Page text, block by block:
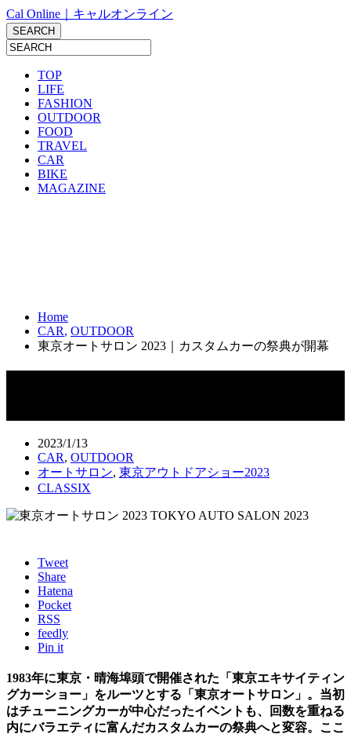
Cal Online｜キャルオンライン
TOP
LIFE
FASHION
OUTDOOR
FOOD
TRAVEL
CAR
BIKE
MAGAZINE
Home
CAR, OUTDOOR
東京オートサロン 2023｜カスタムカーの祭典が開幕
2023/1/13
CAR, OUTDOOR
オートサロン, 東京アウトドアショー2023
CLASSIX
Tweet
Share
Hatena
Pocket
RSS
feedly
Pin it
1983年に東京・晴海埠頭で開催された「東京エキサイティン
グカーショー」をルーツとする「東京オートサロン」。当初
はチューニングカーが中心だったイベントも、回数を重ねる
内にバラエティに富んだカスタムカーの祭典へと変容。ここ